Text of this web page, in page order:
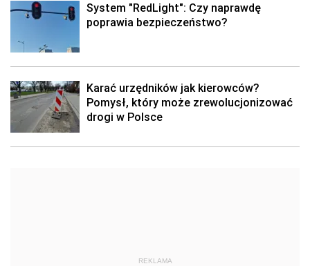
System "RedLight": Czy naprawdę
poprawia bezpieczeństwo?
Karać urzędników jak kierowców?
Pomysł, który może zrewolucjonizować
drogi w Polsce
REKLAMA